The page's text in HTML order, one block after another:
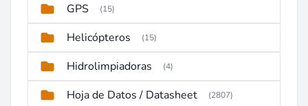
GPS (15)
Helicópteros (15)
Hidrolimpiadoras (4)
Hoja de Datos / Datasheet (2807)